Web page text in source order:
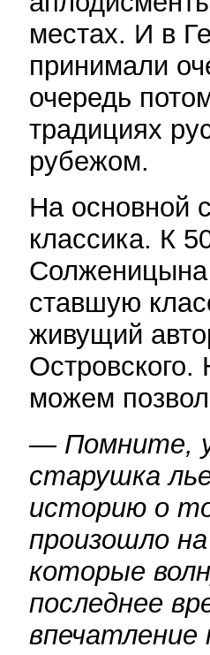
местах. И в
принимали
очередь
традициях
рубежом.
На основной
классика. К
ставшую
живущий
можем
— Помните, у
старушка
историю о
произошло
которые
последнее
впечатление